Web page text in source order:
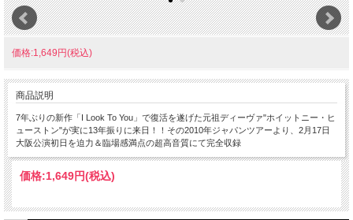
価格:1,649円(税込)
商品説明
7年ぶりの新作「I Look To You」で復活を遂げた元祖ディーヴァ"ホイットニー・ヒ
ューストン"が実に13年振りに来日！！その2010年ジャパンツアーより、2月17日
大阪公演初日を迫力＆臨場感満点の超高音質にて完全収録
価格:1,649円(税込)